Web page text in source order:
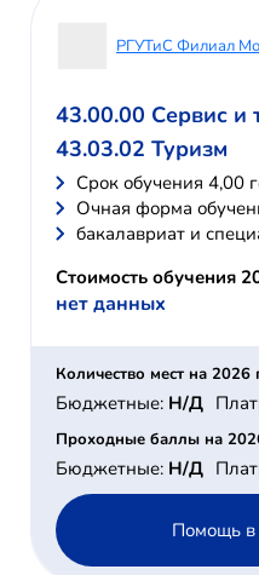
РГУТиС Филиал
43.00.00 Сервис и
43.03.02 Туризм
Cрок обучения 4,00
Очная форма
бакалавриат и
Стоимость обучения
нет данных
Количество мест на 2026
Бюджетные: Н/Д
Проходные баллы на
Бюджетные: Н/Д
Помощь в